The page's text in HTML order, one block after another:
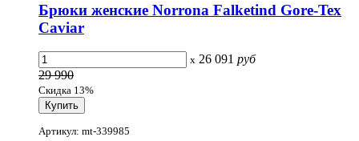
Брюки женские Norrona Falketind Gore-Tex
Caviar
x 26 091 руб
29 990
Скидка 13%
Артикул: mt-339985